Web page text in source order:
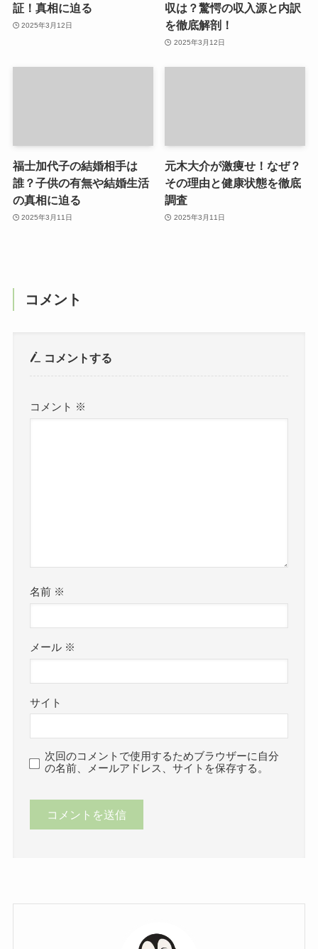
証！真相に迫る
2025年3月12日
収は？驚愕の収入源と内訳
を徹底解剖！
2025年3月12日
福士加代子の結婚相手は
誰？子供の有無や結婚生活
の真相に迫る
2025年3月11日
元木大介が激痩せ！なぜ？
その理由と健康状態を徹底
調査
2025年3月11日
コメント
コメントする
コメント ※
名前 ※
メール ※
サイト
次回のコメントで使用するためブラウザーに自分
の名前、メールアドレス、サイトを保存する。